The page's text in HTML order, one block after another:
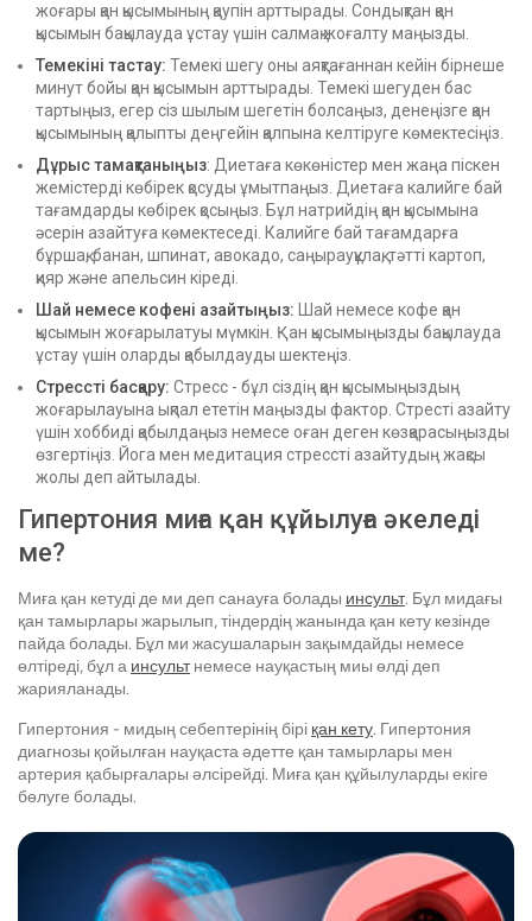
жоғары қан қысымының қаупін арттырады. Сондықтан қан
қысымын бақылауда ұстау үшін салмақ жоғалту маңызды.
Темекіні тастау: Темекі шегу оны аяқтағаннан кейін бірнеше
минут бойы қан қысымын арттырады. Темекі шегуден бас
тартыңыз, егер сіз шылым шегетін болсаңыз, денеңізге қан
қысымының қалыпты деңгейін қалпына келтіруге көмектесіңіз.
Дұрыс тамақтаныңыз: Диетаға көкөністер мен жаңа піскен
жемістерді көбірек қосуды ұмытпаңыз. Диетаға калийге бай
тағамдарды көбірек қосыңыз. Бұл натрийдің қан қысымына
әсерін азайтуға көмектеседі. Калийге бай тағамдарға
бұршақ, банан, шпинат, авокадо, саңырауқұлақ, тәтті картоп,
қияр және апельсин кіреді.
Шай немесе кофені азайтыңыз: Шай немесе кофе қан
қысымын жоғарылатуы мүмкін. Қан қысымыңызды бақылауда
ұстау үшін оларды қабылдауды шектеңіз.
Стрессті басқару: Стресс - бұл сіздің қан қысымыңыздың
жоғарылауына ықпал ететін маңызды фактор. Стресті азайту
үшін хоббиді қабылдаңыз немесе оған деген көзқарасыңызды
өзгертіңіз. Йога мен медитация стрессті азайтудың жақсы
жолы деп айтылады.
Гипертония миға қан құйылуға әкеледі
ме?
Миға қан кетуді де ми деп санауға болады инсульт. Бұл мидағы
қан тамырлары жарылып, тіндердің жанында қан кету кезінде
пайда болады. Бұл ми жасушаларын зақымдайды немесе
өлтіреді, бұл а инсультнемесе науқастың миы өлді деп
жарияланады.
Гипертония - мидың себептерінің бірі қан кету. Гипертония
диагнозы қойылған науқаста әдетте қан тамырлары мен
артерия қабырғалары әлсірейді. Миға қан құйылуларды екіге
бөлуге болады.